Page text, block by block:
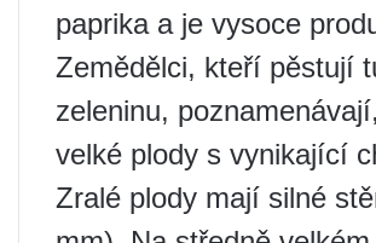
paprika a je vysoce
Zemědělci, kteří pěstují
zeleninu,
velké plody s vynikající
Zralé plody mají silné